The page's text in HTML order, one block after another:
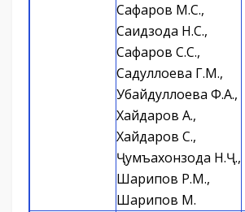
Сафаров М.С.,
Саидзода Н.С.,
Сафаров С.С.,
Садуллоева Г.М.,
Убайдуллоева Ф.А.,
Хайдаров А.,
Хайдаров С.,
Ҷумъахонзода Н.Ҷ.,
Шарипов Р.М.,
Шарипов М.